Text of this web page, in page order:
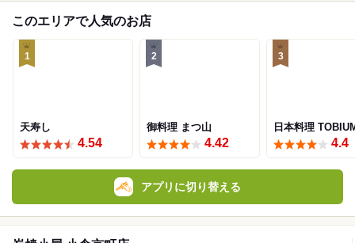
このエリアで人気のお店
1
天寿し
4.54
2
御料理 まつ山
4.42
3
日本料理
4.4
アプリに切り替える